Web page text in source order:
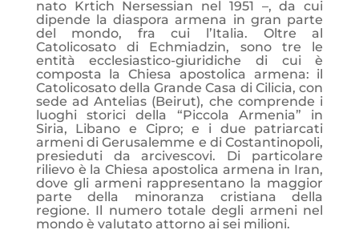
nato Krtich Nersessian nel 1951 –, da cui
dipende la diaspora armena in gran parte
del mondo, fra cui l’Italia. Oltre al
Catolicosato di Echmiadzin, sono tre le
entità ecclesiastico-giuridiche di cui è
composta la Chiesa apostolica armena: il
Catolicosato della Grande Casa di Cilicia, con
sede ad Antelias (Beirut), che comprende i
luoghi storici della “Piccola Armenia” in
Siria, Libano e Cipro; e i due patriarcati
armeni di Gerusalemme e di Costantinopoli,
presieduti da arcivescovi. Di particolare
rilievo è la Chiesa apostolica armena in Iran,
dove gli armeni rappresentano la maggior
parte della minoranza cristiana della
regione. Il numero totale degli armeni nel
mondo è valutato attorno ai sei milioni.